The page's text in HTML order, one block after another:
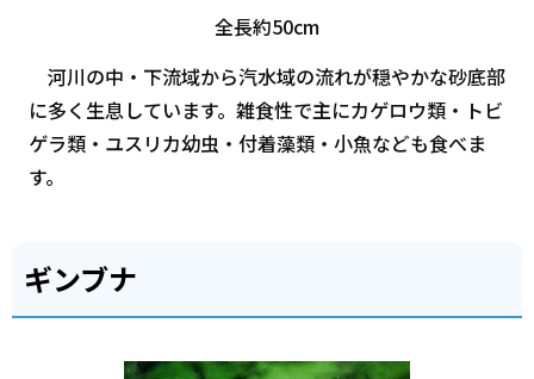
全長約50cm
河川の中・下流域から汽水域の流れが穏やかな砂底部
に多く生息しています。雑食性で主にカゲロウ類・トビ
ゲラ類・ユスリカ幼虫・付着藻類・小魚なども食べま
す。
ギンブナ